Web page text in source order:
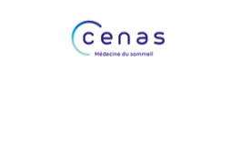
À propos
Patients